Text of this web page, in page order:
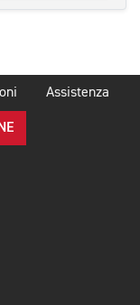
Assistenza